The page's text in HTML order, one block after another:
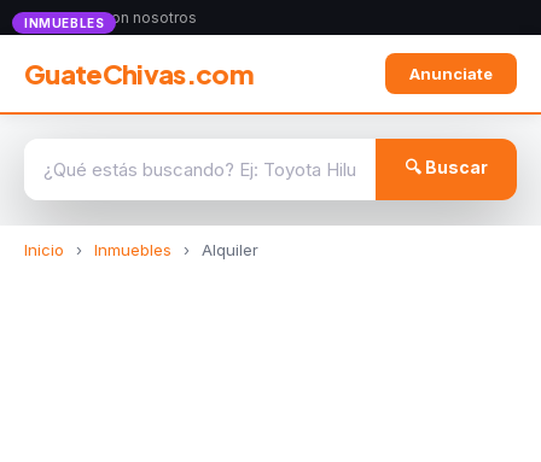
Anunciate con nosotros
GuateChivas.com Anunciate
🔍 Buscar
Inicio › Inmuebles › Alquiler
INMUEBLES